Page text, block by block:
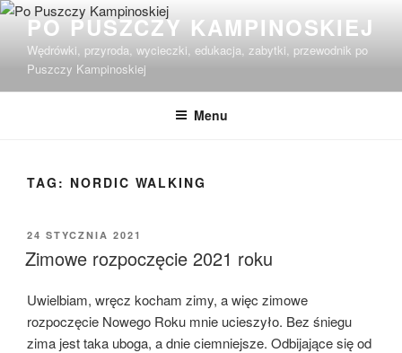
Przejdź
treści
PO PUSZCZY KAMPINOSKIEJ
Wędrówki, przyroda, wycieczki, edukacja, zabytki, przewodnik po
Puszczy Kampinoskiej
Menu
TAG: NORDIC WALKING
OPUBLIKOWANE
W
24 STYCZNIA 2021
Zimowe rozpoczęcie 2021 roku
Uwielbiam, wręcz kocham zimy, a więc zimowe
rozpoczęcie Nowego Roku mnie ucieszyło. Bez śniegu
zima jest taka uboga, a dnie ciemniejsze. Odbijające się od